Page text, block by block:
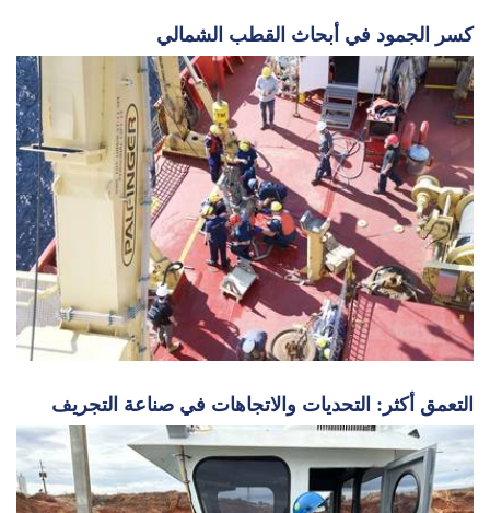
كسر الجمود في أبحاث القطب الشمالي
التعمق أكثر: التحديات والاتجاهات في صناعة التجريف